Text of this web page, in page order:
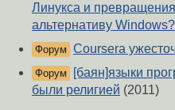
Линукса и
альтернативу Windows?
Форум Coursera
Форум
[баян]языки
были религией (2011)